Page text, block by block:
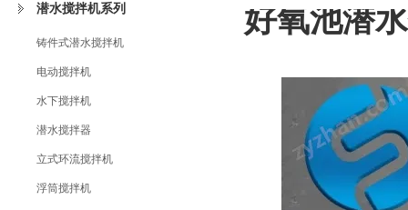
潜水搅拌机系列
铸件式潜水搅拌机
电动搅拌机
水下搅拌机
潜水搅拌器
立式环流搅拌机
浮筒搅拌机
好氧池潜